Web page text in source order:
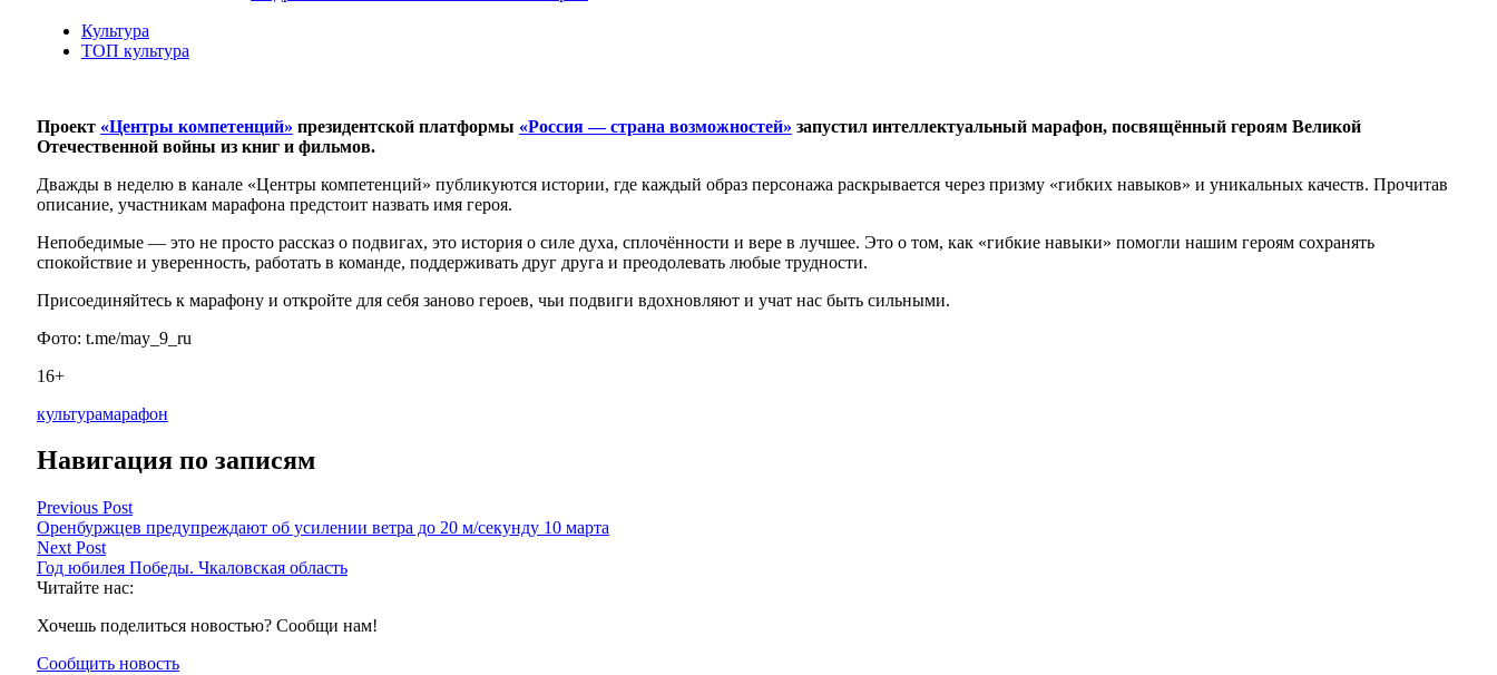
Культура
ТОП культура
Проект «Центры компетенций» президентской платформы «Россия — страна возможностей» запустил интеллектуальный марафон, посвящённый героям Великой
Отечественной войны из книг и фильмов.
Дважды в неделю в канале «Центры компетенций» публикуются истории, где каждый образ персонажа раскрывается через призму «гибких навыков» и уникальных качеств. Прочитав
описание, участникам марафона предстоит назвать имя героя.
Непобедимые — это не просто рассказ о подвигах, это история о силе духа, сплочённости и вере в лучшее. Это о том, как «гибкие навыки» помогли нашим героям сохранять
спокойствие и уверенность, работать в команде, поддерживать друг друга и преодолевать любые трудности.
Присоединяйтесь к марафону и откройте для себя заново героев, чьи подвиги вдохновляют и учат нас быть сильными.
Фото: t.me/may_9_ru
16+
культурамарафон
Навигация по записям
Previous Post
Оренбуржцев предупреждают об усилении ветра до 20 м/секунду 10 марта
Next Post
Год юбилея Победы. Чкаловская область
Читайте нас:
Хочешь поделиться новостью? Сообщи нам!
Сообщить новость